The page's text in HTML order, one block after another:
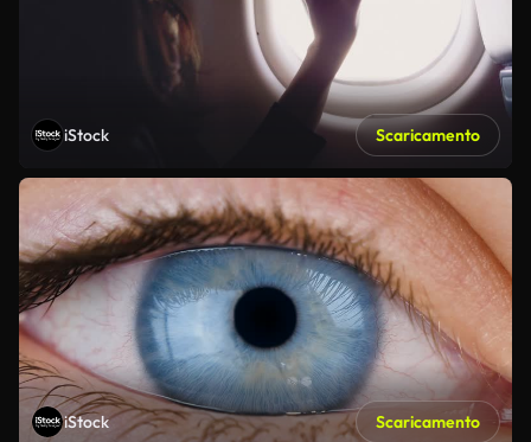
iStock Scaricamento
iStock Scaricamento